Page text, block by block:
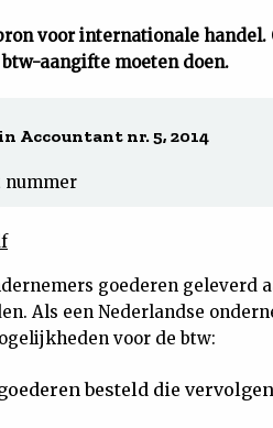
voor internationale handel.
aangifte moeten doen.
Accountant nr. 5, 2014
goederen geleverd
Als een Nederlandse
voor de btw:
besteld die